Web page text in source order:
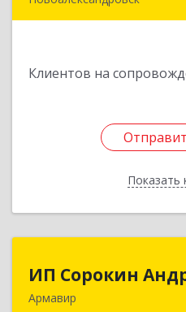
Клиентов на
Показать
ИП Сорокин
Армавир
ИП Сорокин